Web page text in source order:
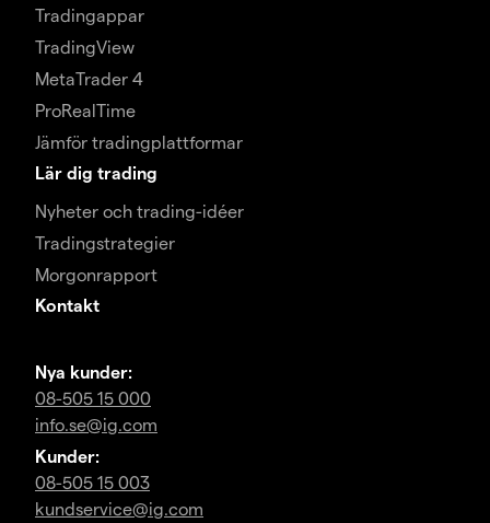
Tradingappar
TradingView
MetaTrader 4
ProRealTime
Jämför tradingplattformar
Lär dig trading
Nyheter och trading-idéer
Tradingstrategier
Morgonrapport
Kontakt
Nya kunder:
08-505 15 000
info.se@ig.com
Kunder:
08-505 15 003
kundservice@ig.com